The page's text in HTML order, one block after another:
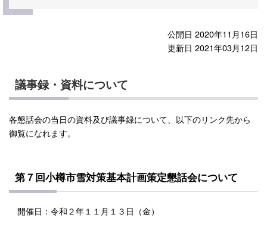
公開日 2020年11月16日
更新日 2021年03月12日
議事録・資料について
各懇話会の当日の資料及び議事録について、以下のリンク先から
御覧になれます。
第７回小樽市雪対策基本計画策定懇話会について
開催日：令和２年１１月１３日（金）